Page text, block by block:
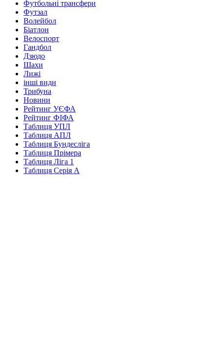
Футбольні трансфери
Футзал
Волейбол
Біатлон
Велоспорт
Гандбол
Дзюдо
Шахи
Лижі
інші види
Трибуна
Новини
Рейтинг УЄФА
Рейтинг ФІФА
Таблиця УПЛ
Таблиця АПЛ
Таблиця Бундесліга
Таблиця Прімера
Таблиця Ліга 1
Таблиця Серія А